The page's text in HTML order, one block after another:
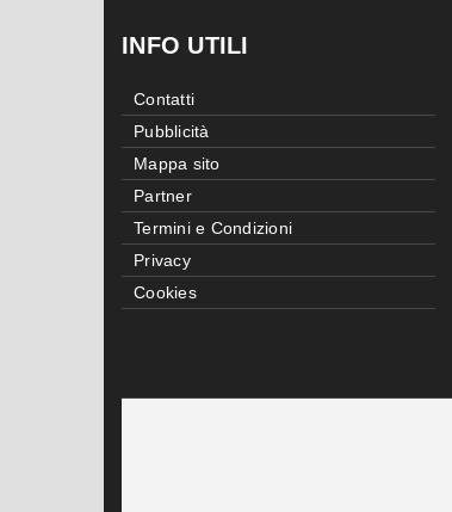
INFO UTILI
Contatti
Pubblicità
Mappa sito
Partner
Termini e Condizioni
Privacy
Cookies